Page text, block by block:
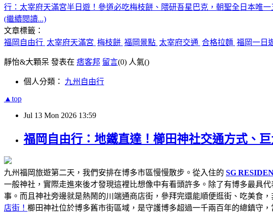
行：太宰府天滿宮半日遊！參道必吃梅枝餅、隈研吾星巴克，朝聖全日本唯一
(繼續閱讀...)
文章標籤：
福岡自由行 太宰府天滿宮 梅枝餅 福岡景點 太宰府交通 合格拉麵 福岡一日
靜怡&大顆呆 發表在 痞客邦 留言(0) 人氣()
個人分類： 九州自由行
▲top
Jul 13 Mon 2026 13:59
福岡自由行：地鐵直達！櫛田神社交通方式、
九州福岡旅遊第二天，我們安排在博多市區慢慢散步。從入住的 SG
一般神社，實際走進來後才發現這裡比想像中有看頭許多。除了有博多最具
事。而且神社旁邊就是熱鬧的川端通商店街，參拜完還能順便逛街、吃美食，
店街！ 櫛田神社位於博多舊市街區域，是守護博多超過一千兩百年的總鎮守